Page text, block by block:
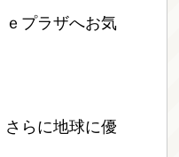
ｅプラザへお気
らに地球に優